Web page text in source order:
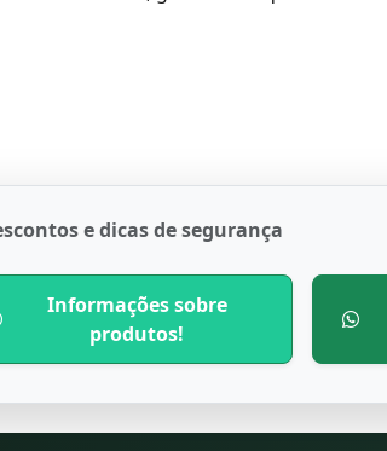
e dicas de segurança
Informações sobre
produtos!